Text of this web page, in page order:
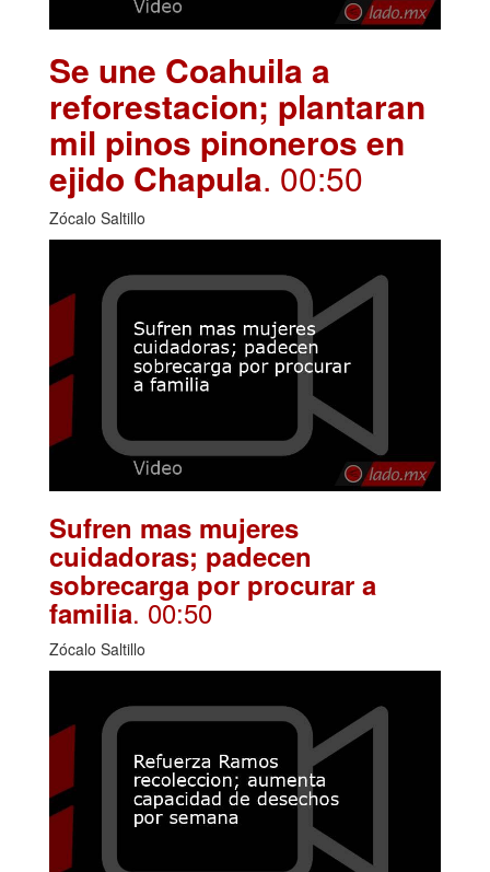
Se une Coahuila a
reforestacion; plantaran
mil pinos pinoneros en
ejido Chapula. 00:50
Zócalo Saltillo
Sufren mas mujeres
cuidadoras; padecen
sobrecarga por procurar a
familia. 00:50
Zócalo Saltillo